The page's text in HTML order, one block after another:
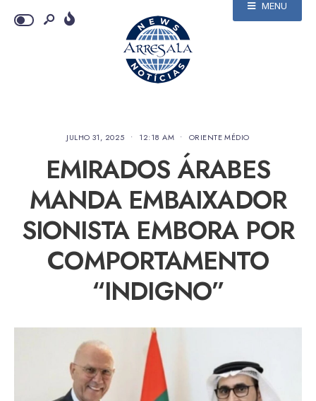
MENU
JULHO 31, 2025 • 12:18 AM • ORIENTE MÉDIO
EMIRADOS ÁRABES
MANDA EMBAIXADOR
SIONISTA EMBORA POR
COMPORTAMENTO
“INDIGNO”